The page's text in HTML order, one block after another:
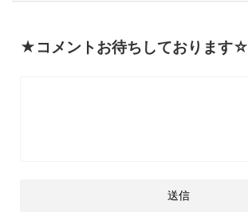
★コメントお待ちしております☆